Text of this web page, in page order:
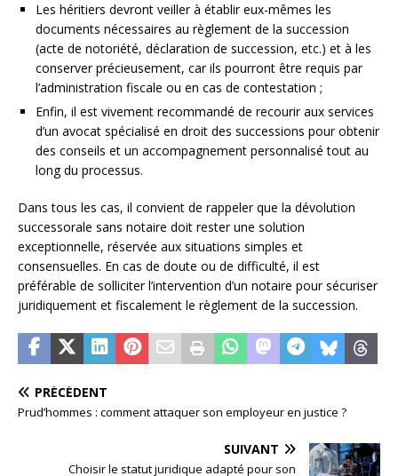
Les héritiers devront veiller à établir eux-mêmes les
documents nécessaires au règlement de la succession
(acte de notoriété, déclaration de succession, etc.) et à les
conserver précieusement, car ils pourront être requis par
l’administration fiscale ou en cas de contestation ;
Enfin, il est vivement recommandé de recourir aux services
d’un avocat spécialisé en droit des successions pour obtenir
des conseils et un accompagnement personnalisé tout au
long du processus.
Dans tous les cas, il convient de rappeler que la dévolution
successorale sans notaire doit rester une solution
exceptionnelle, réservée aux situations simples et
consensuelles. En cas de doute ou de difficulté, il est
préférable de solliciter l’intervention d’un notaire pour sécuriser
juridiquement et fiscalement le règlement de la succession.
PRÉCÉDENT
Prud’hommes : comment attaquer son employeur en justice ?
SUIVANT
Choisir le statut juridique adapté pour son